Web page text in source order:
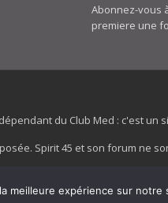
Abonnez-vous
premiere une
du Club Med : c'est
Spirit 45 et son forum ne
meilleure expérience sur